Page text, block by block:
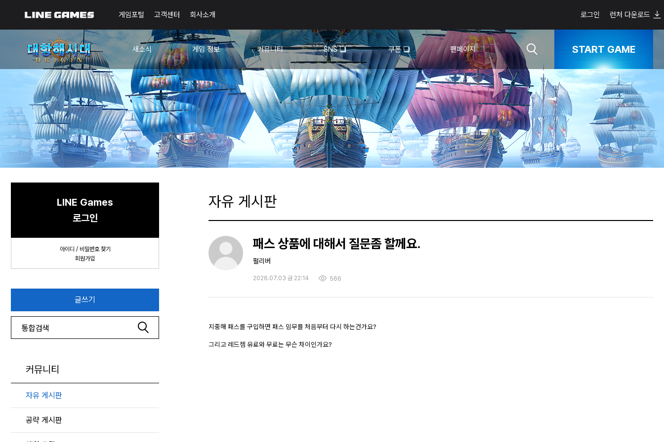
게임포털 고객센터 회사소개 로그인 런처 다운로드
새소식
공지사항
이벤트
확인된 현상
업데이트
디렉터의 편지
🐥초보자 항해노트
게임 정보
가이드
🌎오리진 맵
확률 정보
회식 항구 안내
커뮤니티
자유 게시판
공략 게시판
상회 모집
📷인증 이벤트
SNS
유튜브
TikTok
쿠폰 팬페이지
아스트라이오스님의
통합 정보 페이지
START GAME
LINE Games
로그인
아이디 / 비밀번호 찾기
회원가입
글쓰기
커뮤니티
자유 게시판
공략 게시판
자유 게시판
패스 상품에 대해서 질문좀 할께요.
펄리버
2026.07.03 금 22:14 566
지중해 패스를 구입하면 패스 임무를 처음부터 다시 하는건가요?
그리고 레드젬 유료와 무료는 무슨 차이인가요?